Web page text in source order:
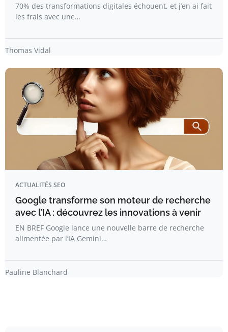
70% des transformations digitales échouent, et j’en ai fait
les frais avec une…
Thomas Vidal
ACTUALITÉS SEO
Google transforme son moteur de recherche
avec l’IA : découvrez les innovations à venir
EN BREF Google lance une nouvelle barre de recherche
alimentée par l’IA Gemini…
Pauline Blanchard